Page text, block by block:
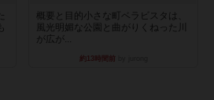
概要と目的小さな町ベラビスタは、
風光明媚な公園と曲がりくねった川
が広が...
約13時間前